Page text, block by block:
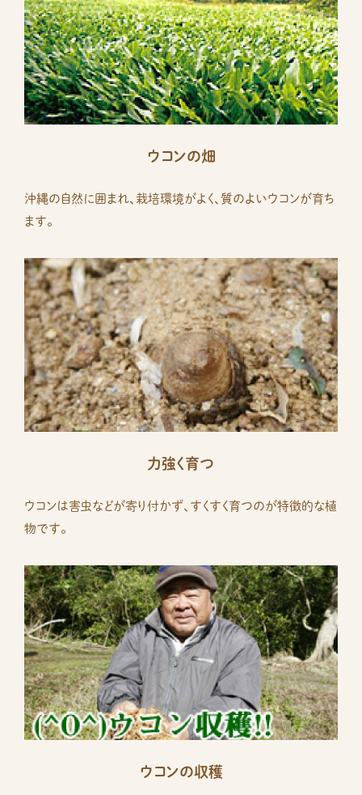
ウコンの畑
沖縄の自然に囲まれ、栽培環境がよく、質のよいウコンが育ち
ます。
力強く育つ
ウコンは害虫などが寄り付かず、すくすく育つのが特徴的な植
物です。
ウコンの収穫